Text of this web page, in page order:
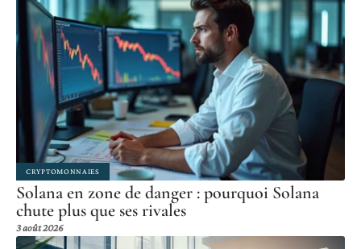
CRYPTOMONNAIES
Solana en zone de danger : pourquoi Solana
chute plus que ses rivales
3 août 2026